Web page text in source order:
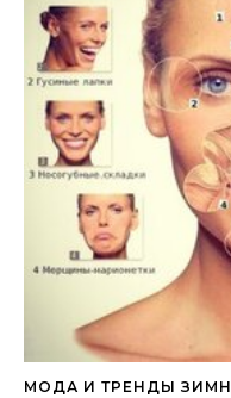
МОДА И ТРЕНДЫ